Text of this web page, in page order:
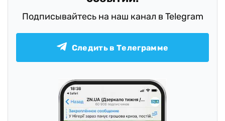
Подписывайтесь на наш канал в Telegram
Следить в Телеграмме